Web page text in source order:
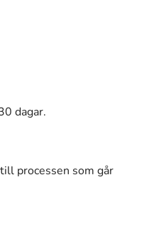
dagar.
processen som går